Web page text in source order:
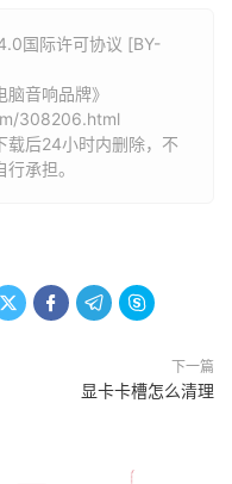
国际许可协议 [BY-
音响品牌》
308206.html
载后24小时内删除，不
承担。
   
下一篇
显卡卡槽怎么清理